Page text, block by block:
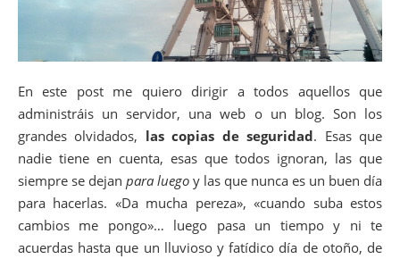
En este post me quiero dirigir a todos aquellos que
administráis un servidor, una web o un blog. Son los
grandes olvidados, las copias de seguridad. Esas que
nadie tiene en cuenta, esas que todos ignoran, las que
siempre se dejan para luego y las que nunca es un buen día
para hacerlas. «Da mucha pereza», «cuando suba estos
cambios me pongo»… luego pasa un tiempo y ni te
acuerdas hasta que un lluvioso y fatídico día de otoño, de